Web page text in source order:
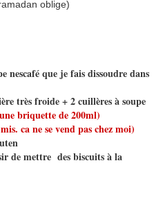
oblige)
nescafé que je fais dissoudre dans
très froide + 2 cuillères à soupe
briquette de 200ml)
ca ne se vend pas chez moi)
de mettre des biscuits à la